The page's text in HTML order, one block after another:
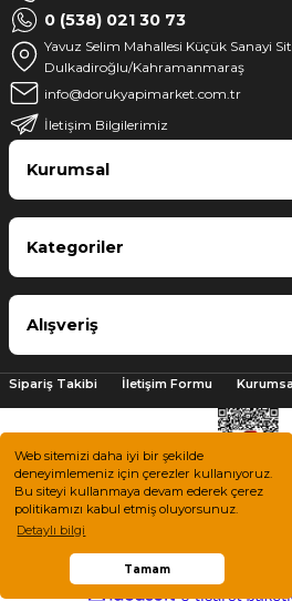
Web sitemizi daha iyi bir şekilde
deneyimlemeniz için çerezler kullanıyoruz.
Bu siteyi kullanmaya devam ederek çerez
politikamızı kabul etmiş oluyorsunuz.
Detaylı bilgi
Tamam
0 (538) 021 30 73
Yavuz Selim Mahallesi Küçük Sanayi
Dulkadiroğlu/Kahramanmaraş
info@dorukyapimarket.com.tr
İletişim Bilgilerimiz
Kurumsal
Kategoriler
Alışveriş
Sipariş Takibi İletişim Formu
2025 © Tüm hakları saklıdır. Kredi kartı